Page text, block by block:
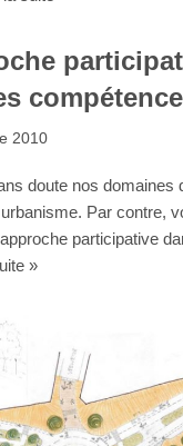
2010
doute nos domaines
urbanisme. Par contre,
participative
»